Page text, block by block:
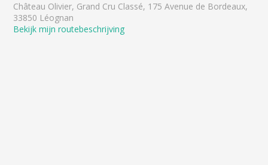
Château Olivier, Grand Cru Classé, 175 Avenue de Bordeaux,
33850 Léognan
Bekijk mijn routebeschrijving